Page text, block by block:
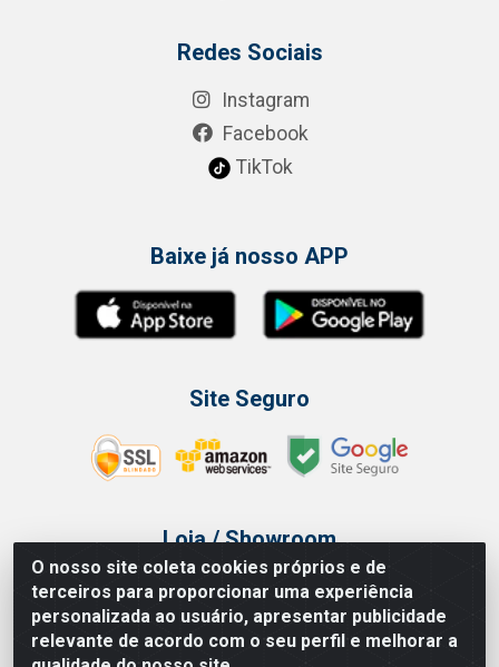
O nosso site coleta cookies próprios e de
terceiros para proporcionar uma experiência
personalizada ao usuário, apresentar publicidade
relevante de acordo com o seu perfil e melhorar a
Redes Sociais
Instagram
Facebook
TikTok
Baixe já nosso APP
Site Seguro
Loja / Showroom
Tel.: (11) 3314 6400
Av Vautier, 468 - Pari - São Paulo/SP